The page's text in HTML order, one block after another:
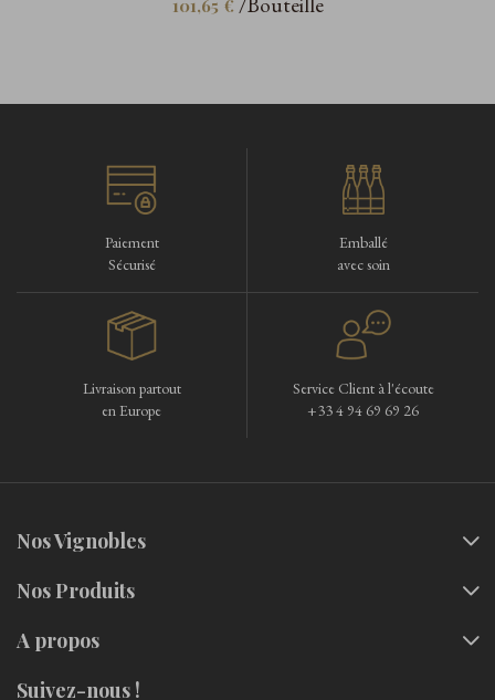
101,65 €
Paiement
Sécurisé
Emballé
avec soin
Livraison partout
en Europe
Service Client à l'écoute
+33 4 94 69 69 26
Nos Vignobles
Nos Produits
A propos
Suivez-nous !